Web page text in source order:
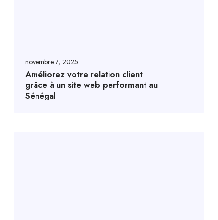
novembre 7, 2025
Améliorez votre relation client
grâce à un site web performant au
Sénégal